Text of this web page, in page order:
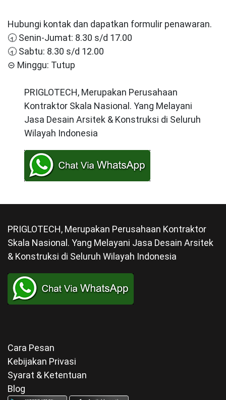
Hubungi kontak dan dapatkan formulir penawaran.
🕣 Senin-Jumat: 8.30 s/d 17.00
🕣 Sabtu: 8.30 s/d 12.00
⊝ Minggu: Tutup
PRIGLOTECH, Merupakan Perusahaan
Kontraktor Skala Nasional. Yang Melayani
Jasa Desain Arsitek & Konstruksi di Seluruh
Wilayah Indonesia
PRIGLOTECH, Merupakan Perusahaan Kontraktor
Skala Nasional. Yang Melayani Jasa Desain Arsitek
& Konstruksi di Seluruh Wilayah Indonesia
Cara Pesan
Kebijakan Privasi
Syarat & Ketentuan
Blog